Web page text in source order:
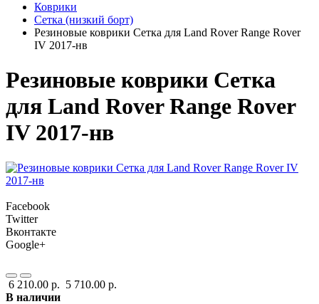
Коврики
Сетка (низкий борт)
Резиновые коврики Сетка для Land Rover Range Rover
IV 2017-нв
Резиновые коврики Сетка
для Land Rover Range Rover
IV 2017-нв
Facebook
Twitter
Вконтакте
Google+
6 210.00 р. 5 710.00 р.
В наличии